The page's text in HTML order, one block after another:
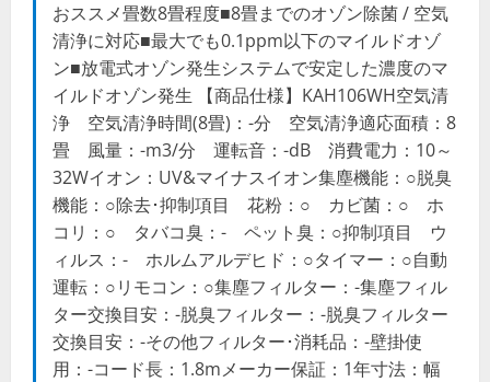
おススメ畳数8畳程度■8畳までのオゾン除菌 / 空気
清浄に対応■最大でも0.1ppm以下のマイルドオゾ
ン■放電式オゾン発生システムで安定した濃度のマ
イルドオゾン発生 【商品仕様】KAH106WH空気清
浄 空気清浄時間(8畳)：-分 空気清浄適応面積：8
畳 風量：-m3/分 運転音：-dB 消費電力：10～
32Wイオン：UV&マイナスイオン集塵機能：○脱臭
機能：○除去･抑制項目 花粉：○ カビ菌：○ ホ
コリ：○ タバコ臭：- ペット臭：○抑制項目 ウ
ィルス：- ホルムアルデヒド：○タイマー：○自動
運転：○リモコン：○集塵フィルター：-集塵フィル
ター交換目安：-脱臭フィルター：-脱臭フィルター
交換目安：-その他フィルター･消耗品：-壁掛使
用：-コード長：1.8mメーカー保証：1年寸法：幅